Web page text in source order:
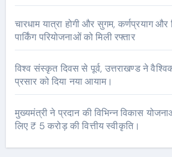
चारधाम यात्रा होगी और सुगम, कर्णप्रयाग
पार्किंग परियोजनाओं को मिली रफ्तार
विश्व संस्कृत दिवस से पूर्व, उत्तराखण्ड ने
प्रसार को दिया नया आयाम।
मुख्यमंत्री ने प्रदान की विभिन्न विकास
लिए ₹ 5 करोड़ की वित्तीय स्वीकृति।